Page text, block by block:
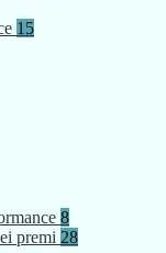
15
8
premi 28